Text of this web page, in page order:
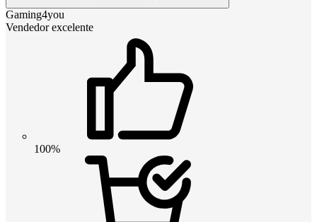
Gaming4you
Vendedor excelente
100%